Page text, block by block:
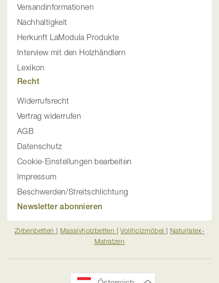
Versandinformationen
Nachhaltigkeit
Herkunft LaModula Produkte
Interview mit den Holzhändlern
Lexikon
Recht
Widerrufsrecht
Vertrag widerrufen
AGB
Datenschutz
Cookie-Einstellungen bearbeiten
Impressum
Beschwerden/Streitschlichtung
Newsletter abonnieren
Zirbenbetten | Massivholzbetten |Vollholzmöbel | Naturlatex-
Matratzen